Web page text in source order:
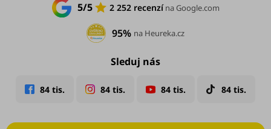
Sleduj nás
5/5 2 252 recenzína Google.com
95% na Heureka.cz